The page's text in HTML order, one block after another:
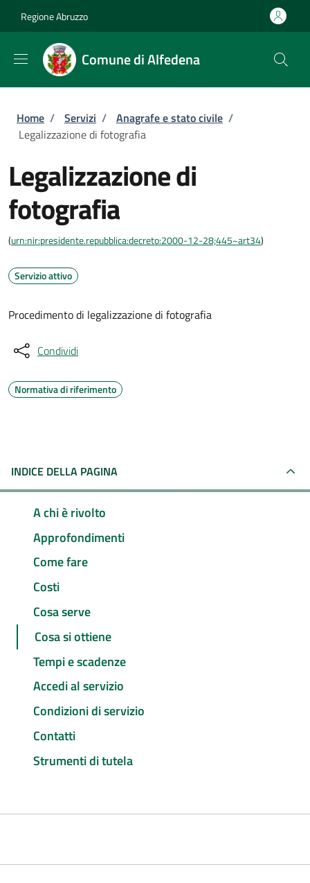
Regione Abruzzo
Comune di Alfedena
Briciole di pane
Home / Servizi / Anagrafe e stato civile /
Legalizzazione di fotografia
Legalizzazione di
fotografia
(urn:nir:presidente.repubblica:decreto:2000-12-28;445~art34)
Servizio attivo
Procedimento di legalizzazione di fotografia
Condividi
Normativa di riferimento
INDICE DELLA PAGINA
A chi è rivolto
Approfondimenti
Come fare
Costi
Cosa serve
Cosa si ottiene
Tempi e scadenze
Accedi al servizio
Condizioni di servizio
Contatti
Strumenti di tutela